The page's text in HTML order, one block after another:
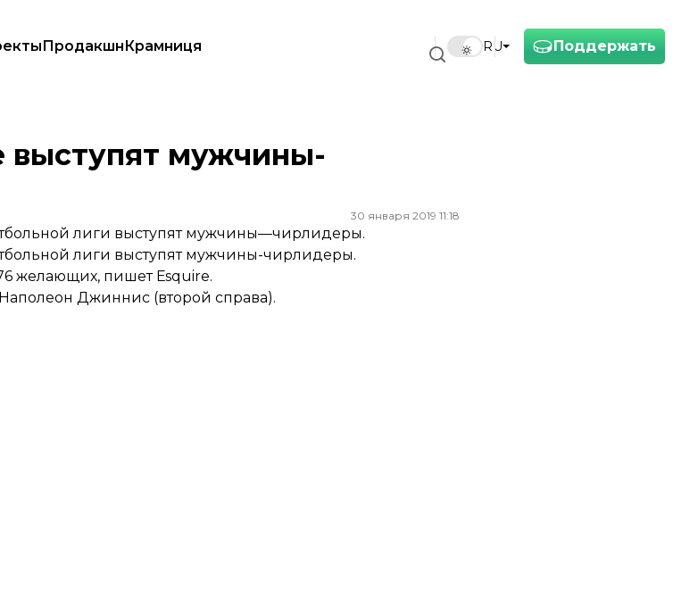
Поддержать
RU
ПродакшнКрамниця
выступят мужчины-
30 января 2019 11:18
лиги выступят мужчины—чирлидеры.
лиги выступят мужчины-чирлидеры.
желающих, пишетЕsquire.
Джиннис (второй справа).